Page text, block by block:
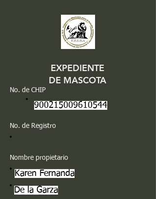
EXPEDIENTE
DE MASCOTA
No. de CHIP
900215009610544
No. de Registro
Nombre propietario
Karen Fernanda
De la Garza